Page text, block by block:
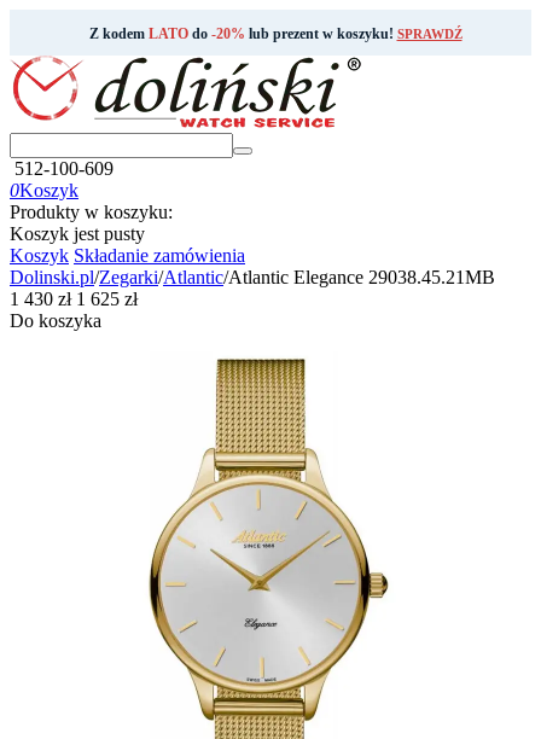
Z kodem LATOdo -20% lub prezent w koszyku! SPRAWDŹ
512-100-609
0Koszyk
Produkty w koszyku:
Koszyk jest pusty
Koszyk Składanie zamówienia
Dolinski.pl/Zegarki/Atlantic/Atlantic Elegance 29038.45.21MB
‍1 430‍ zł ‍1 625‍ zł
Do koszyka